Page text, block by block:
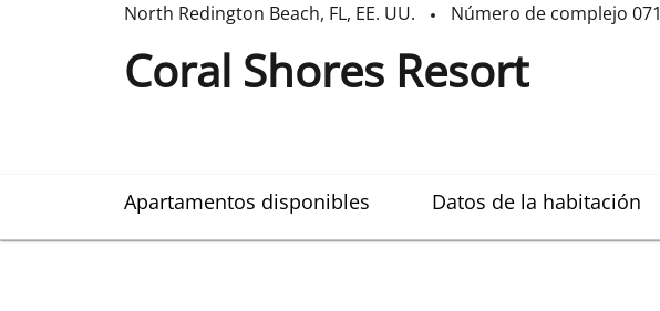
North Redington Beach, FL, EE. UU. Número de complejo
Coral Shores Resort
Apartamentos disponibles Datos de la habitación